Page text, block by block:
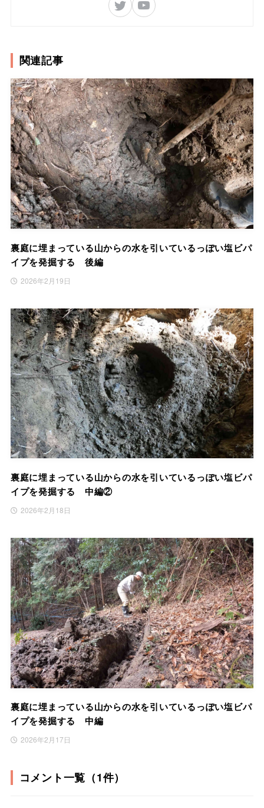
関連記事
裏庭に埋まっている山からの水を引いているっぽい塩ビパ
イプを発掘する 後編
2026年2月19日
裏庭に埋まっている山からの水を引いているっぽい塩ビパ
イプを発掘する 中編②
2026年2月18日
裏庭に埋まっている山からの水を引いているっぽい塩ビパ
イプを発掘する 中編
2026年2月17日
コメント一覧（1件）